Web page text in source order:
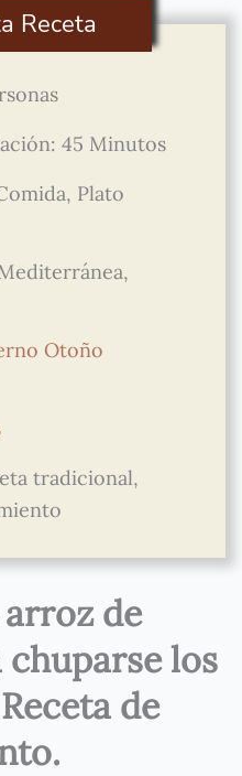
Receta
45 Minutos
Plato
Otoño
tradicional,
de
los
de